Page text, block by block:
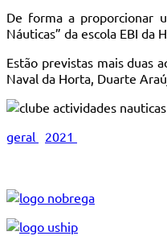
De forma a proporcionar
Náuticas” da escola EBI
Estão previstas mais duas
Naval da Horta, Duarte
geral 2021